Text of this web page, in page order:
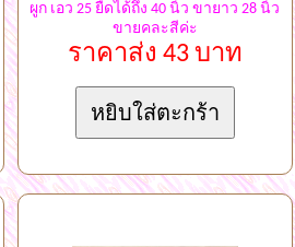
ผูก เอว 25 ยืดได้ถึง 40 นิ้ว ขายาว 28 นิ้ว
ขายคละสีค่ะ
ราคาส่ง 43 บาท